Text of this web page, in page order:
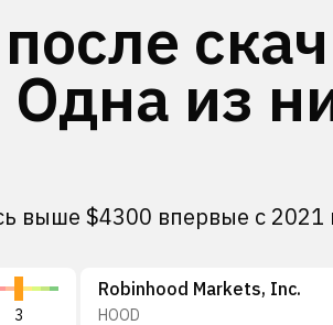
из
выше $4300 впервые с 2021
3
Robinhood Markets, Inc.
HOOD